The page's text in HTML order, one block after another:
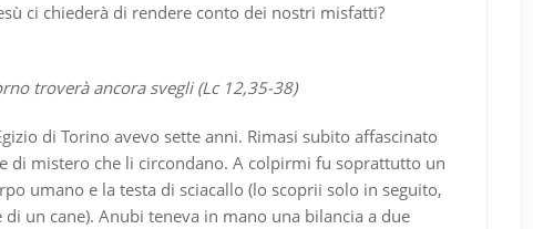
ci chiederà di rendere conto dei nostri misfatti?
troverà ancora svegli (Lc 12,35-38)
di Torino avevo sette anni. Rimasi subito affascinato
di mistero che li circondano. A colpirmi fu soprattutto un
umano e la testa di sciacallo (lo scoprii solo in seguito,
un cane). Anubi teneva in mano una bilancia a due